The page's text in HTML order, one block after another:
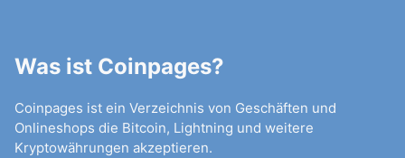
Was ist Coinpages?
Coinpages ist ein Verzeichnis von Geschäften und
Onlineshops die Bitcoin, Lightning und weitere
Kryptowährungen akzeptieren.